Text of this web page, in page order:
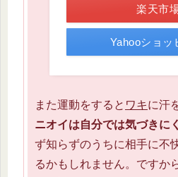
楽天市
Yahooショッ
また運動をすると ワキに汗
ニオイは自分では気づきに
ず知らずのうちに相手に不
るかもしれません。ですか